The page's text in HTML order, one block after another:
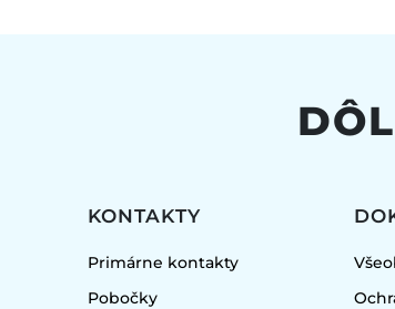
KONTAKTY
Primárne kontakty
Pobočky